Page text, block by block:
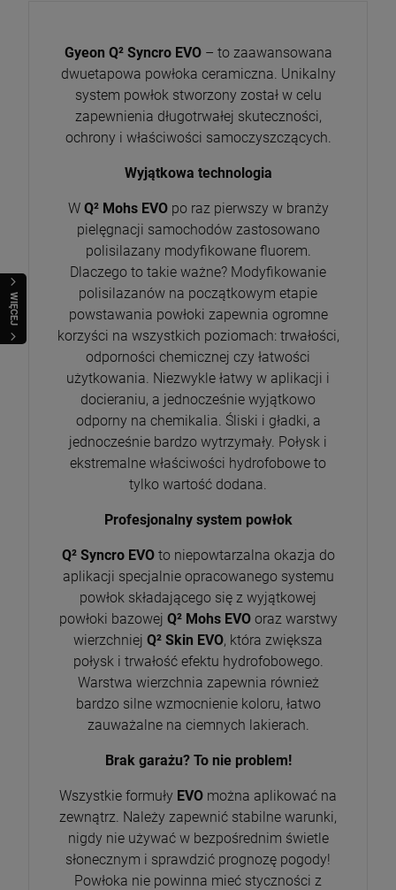
WIĘCEJ
Gyeon Q² Syncro EVO– to zaawansowana
dwuetapowa powłoka ceramiczna. Unikalny
system powłok stworzony został w celu
zapewnienia długotrwałej skuteczności,
ochrony i właściwości samoczyszczących.
Wyjątkowa technologia
W Q² Mohs EVOpo raz pierwszy w branży
pielęgnacji samochodów zastosowano
polisilazany modyfikowane fluorem.
Dlaczego to takie ważne? Modyfikowanie
polisilazanów na początkowym etapie
powstawania powłoki zapewnia ogromne
korzyści na wszystkich poziomach: trwałości,
odporności chemicznej czy łatwości
użytkowania. Niezwykle łatwy w aplikacji i
docieraniu, a jednocześnie wyjątkowo
odporny na chemikalia. Śliski i gładki, a
jednocześnie bardzo wytrzymały. Połysk i
ekstremalne właściwości hydrofobowe to
tylko wartość dodana.
Profesjonalny system powłok
Q² Syncro EVOto niepowtarzalna okazja do
aplikacji specjalnie opracowanego systemu
powłok składającego się z wyjątkowej
powłoki bazowej Q² Mohs EVOoraz warstwy
wierzchniej Q² Skin EVO, która zwiększa
połysk i trwałość efektu hydrofobowego.
Warstwa wierzchnia zapewnia również
bardzo silne wzmocnienie koloru, łatwo
zauważalne na ciemnych lakierach.
Brak garażu? To nie problem!
Wszystkie formuły EVO można aplikować na
zewnątrz. Należy zapewnić stabilne warunki,
nigdy nie używać w bezpośrednim świetle
słonecznym i sprawdzić prognozę pogody!
Powłoka nie powinna mieć styczności z